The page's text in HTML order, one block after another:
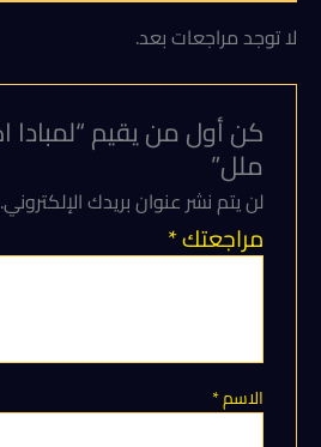
لا توجد مراجعات بعد.
ملل”
لن يتم نشر عنوان بريدك الإلكتروني.
مراجعتك*
الاسم*